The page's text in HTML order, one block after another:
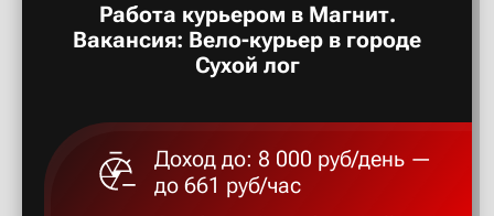
Работа курьером в Магнит.
Вакансия: Вело-курьер в городе
Сухой лог
Доход до: 8 000 руб/день —
до 661 руб/час